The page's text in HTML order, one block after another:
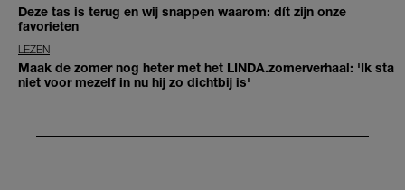
Deze tas is terug en wij snappen waarom: dít zijn onze
favorieten
LEZEN
Maak de zomer nog heter met het LINDA.zomerverhaal: 'Ik sta
niet voor mezelf in nu hij zo dichtbij is'